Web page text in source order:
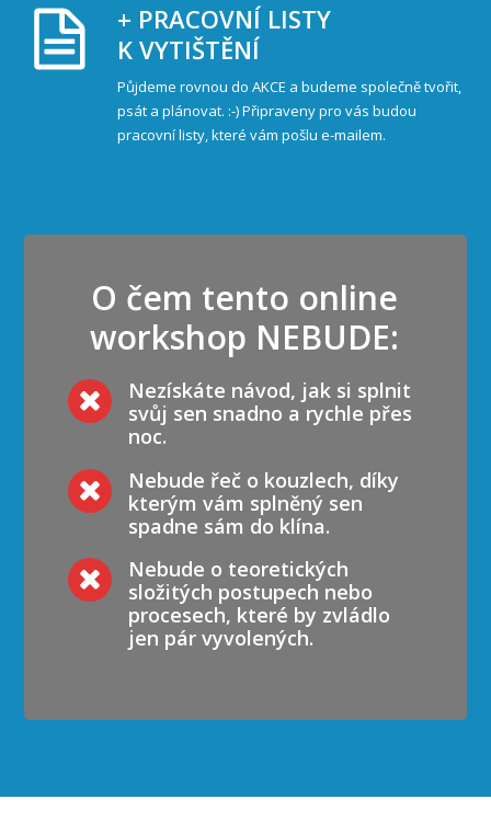
+ PRACOVNÍ LISTY
K VYTIŠTĚNÍ
Půjdeme rovnou do AKCE a budeme společně tvořit,
psát a plánovat. :-) Připraveny pro vás budou
pracovní listy, které vám pošlu e-mailem.
O čem tento online
workshop NEBUDE:
Nezískáte návod, jak si splnit
svůj sen snadno a rychle přes
noc.
Nebude řeč o kouzlech, díky
kterým vám splněný sen
spadne sám do klína.
Nebude o teoretických
složitých postupech nebo
procesech, které by zvládlo
jen pár vyvolených.